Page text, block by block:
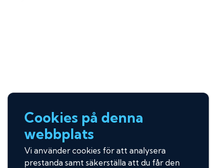
Cookies på denna
webbplats
Vi använder cookies för att analysera
prestanda samt säkerställa att du får den